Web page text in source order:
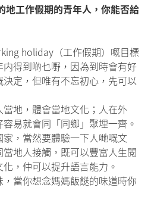
地工作假期的青年人，你能否給
holiday（工作假期）嘅目標
得到啲乜嘢，因為到時會有好
定，但唯有不忘初心，先可以
地，體會當地文化；人在外
易就會同「同鄉」聚埋一齊。
，當然要體驗一下人哋嘅文
地人接觸，既可以豐富人生閱
，仲可以提升語言能力。
當你想念媽媽飯餸的味道時你